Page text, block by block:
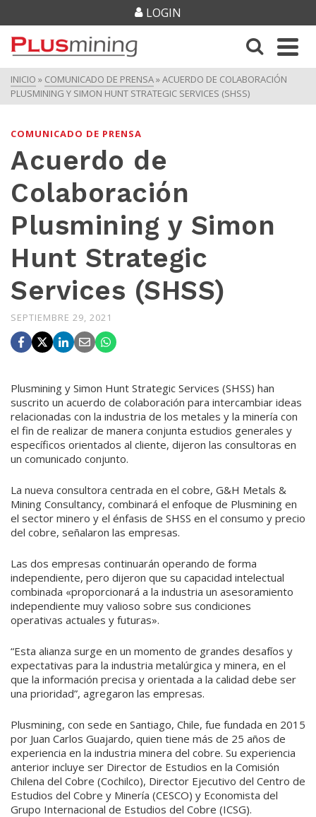
LOGIN
INICIO » COMUNICADO DE PRENSA»ACUERDO DE COLABORACIÓN
PLUSMINING Y SIMON HUNT STRATEGIC SERVICES (SHSS)
COMUNICADO DE PRENSA
Acuerdo de
Colaboración
Plusmining y Simon
Hunt Strategic
Services (SHSS)
SEPTIEMBRE 29, 2021
Plusmining y Simon Hunt Strategic Services (SHSS) han
suscrito un acuerdo de colaboración para intercambiar ideas
relacionadas con la industria de los metales y la minería con
el fin de realizar de manera conjunta estudios generales y
específicos orientados al cliente, dijeron las consultoras en
un comunicado conjunto.
La nueva consultora centrada en el cobre, G&H Metals &
Mining Consultancy, combinará el enfoque de Plusmining en
el sector minero y el énfasis de SHSS en el consumo y precio
del cobre, señalaron las empresas.
Las dos empresas continuarán operando de forma
independiente, pero dijeron que su capacidad intelectual
combinada «proporcionará a la industria un asesoramiento
independiente muy valioso sobre sus condiciones
operativas actuales y futuras».
“Esta alianza surge en un momento de grandes desafíos y
expectativas para la industria metalúrgica y minera, en el
que la información precisa y orientada a la calidad debe ser
una prioridad”, agregaron las empresas.
Plusmining, con sede en Santiago, Chile, fue fundada en 2015
por Juan Carlos Guajardo, quien tiene más de 25 años de
experiencia en la industria minera del cobre. Su experiencia
anterior incluye ser Director de Estudios en la Comisión
Chilena del Cobre (Cochilco), Director Ejecutivo del Centro de
Estudios del Cobre y Minería (CESCO) y Economista del
Grupo Internacional de Estudios del Cobre (ICSG).